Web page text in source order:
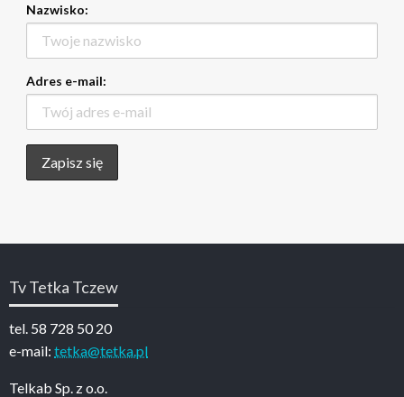
Nazwisko:
Adres e-mail:
Tv Tetka Tczew
tel. 58 728 50 20
e-mail: tetka@tetka.pl
Telkab Sp. z o.o.